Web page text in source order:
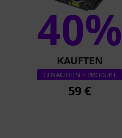
40%
KAUFTEN
GENAU DIESES PRODUKT
59 €